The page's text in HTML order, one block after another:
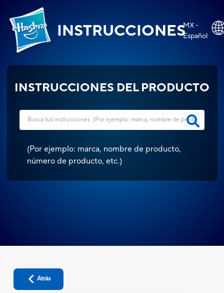
INSTRUCCIONESMX -
Español
INSTRUCCIONES DEL PRODUCTO
(Por ejemplo: marca, nombre de producto,
número de producto, etc.)
Atrás